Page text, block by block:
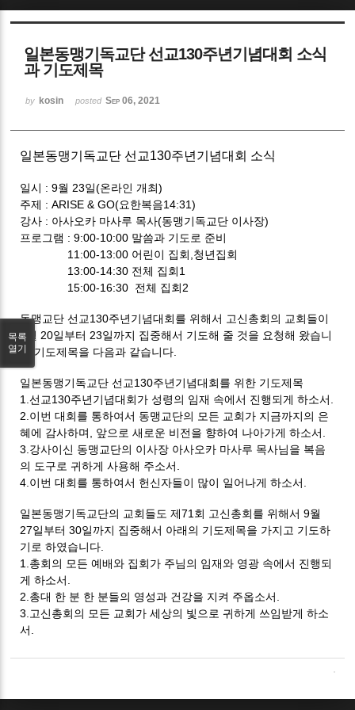
일본동맹기독교단 선교130주년기념대회 소식
과 기도제목
by kosin posted Sep 06, 2021
일본동맹기독교단 선교130주년기념대회 소식
일시 : 9월 23일(온라인 개최)
주제 : ARISE & GO(요한복음14:31)
강사 : 아사오카 마사루 목사(동맹기독교단 이사장)
프로그램 : 9:00-10:00 말씀과 기도로 준비
11:00-13:00 어린이 집회,청년집회
13:00-14:30 전체 집회1
15:00-16:30 전체 집회2
동맹교단 선교130주년기념대회를 위해서 고신총회의 교회들이
9월 20일부터 23일까지 집중해서 기도해 줄 것을 요청해 왔습니
다.기도제목을 다음과 같습니다.
일본동맹기독교단 선교130주년기념대회를 위한 기도제목
1.선교130주년기념대회가 성령의 임재 속에서 진행되게 하소서.
2.이번 대회를 통하여서 동맹교단의 모든 교회가 지금까지의 은
혜에 감사하며, 앞으로 새로운 비전을 향하여 나아가게 하소서.
3.강사이신 동맹교단의 이사장 아사오카 마사루 목사님을 복음
의 도구로 귀하게 사용해 주소서.
4.이번 대회를 통하여서 헌신자들이 많이 일어나게 하소서.
일본동맹기독교단의 교회들도 제71회 고신총회를 위해서 9월
27일부터 30일까지 집중해서 아래의 기도제목을 가지고 기도하
기로 하였습니다.
1.총회의 모든 예배와 집회가 주님의 임재와 영광 속에서 진행되
게 하소서.
2.총대 한 분 한 분들의 영성과 건강을 지켜 주옵소서.
3.고신총회의 모든 교회가 세상의 빛으로 귀하게 쓰임받게 하소
서.
목록
열기
Sketchbook5, 스케치북5
Sketchbook5, 스케치북5